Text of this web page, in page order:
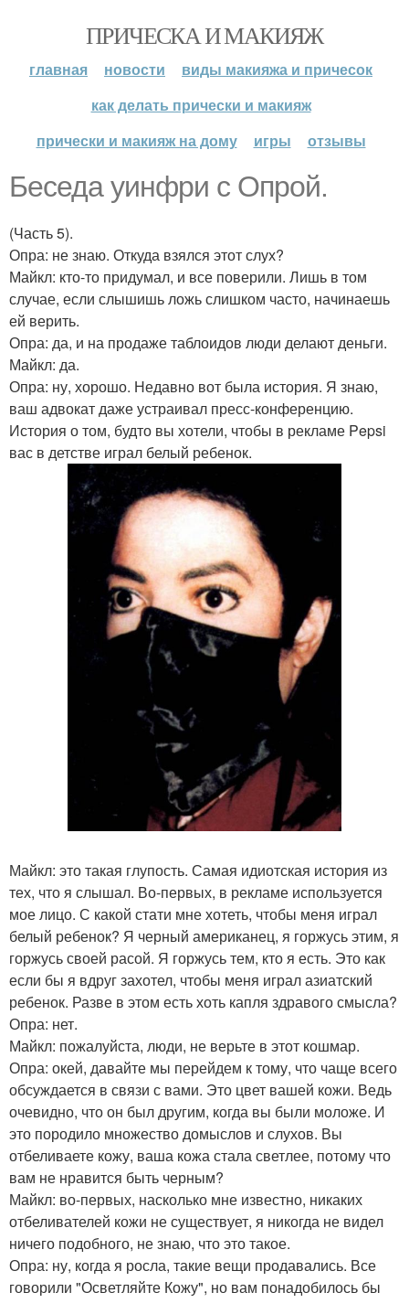
ПРИЧЕСКА И МАКИЯЖ
главная новости
виды макияжа и причесок
как делать прически и макияж
прически и макияж на дому
игры отзывы
Беседа уинфри с Опрой.
(Часть 5).
Опра: не знаю. Откуда взялся этот слух?
Майкл: кто-то придумал, и все поверили. Лишь в том
случае, если слышишь ложь слишком часто, начинаешь
ей верить.
Опра: да, и на продаже таблоидов люди делают деньги.
Майкл: да.
Опра: ну, хорошо. Недавно вот была история. Я знаю,
ваш адвокат даже устраивал пресс-конференцию.
История о том, будто вы хотели, чтобы в рекламе Pepsi
вас в детстве играл белый ребенок.
Майкл: это такая глупость. Самая идиотская история из
тех, что я слышал. Во-первых, в рекламе используется
мое лицо. С какой стати мне хотеть, чтобы меня играл
белый ребенок? Я черный американец, я горжусь этим, я
горжусь своей расой. Я горжусь тем, кто я есть. Это как
если бы я вдруг захотел, чтобы меня играл азиатский
ребенок. Разве в этом есть хоть капля здравого смысла?
Опра: нет.
Майкл: пожалуйста, люди, не верьте в этот кошмар.
Опра: окей, давайте мы перейдем к тому, что чаще всего
обсуждается в связи с вами. Это цвет вашей кожи. Ведь
очевидно, что он был другим, когда вы были моложе. И
это породило множество домыслов и слухов. Вы
отбеливаете кожу, ваша кожа стала светлее, потому что
вам не нравится быть черным?
Майкл: во-первых, насколько мне известно, никаких
отбеливателей кожи не существует, я никогда не видел
ничего подобного, не знаю, что это такое.
Опра: ну, когда я росла, такие вещи продавались. Все
говорили "Осветляйте Кожу", но вам понадобилось бы